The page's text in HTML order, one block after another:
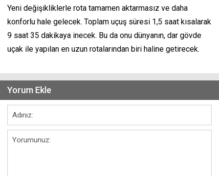
Yeni değişikliklerle rota tamamen aktarmasız ve daha
konforlu hale gelecek. Toplam uçuş süresi 1,5 saat kısalarak
9 saat 35 dakikaya inecek. Bu da onu dünyanın, dar gövde
uçak ile yapılan en uzun rotalarından biri haline getirecek.
Yorum Ekle